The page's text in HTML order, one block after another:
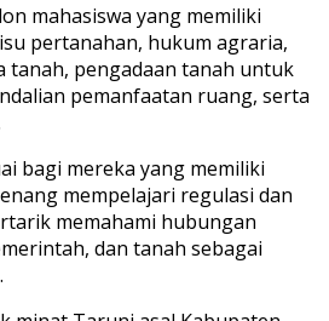
mahasiswa yang memiliki
pertanahan, hukum agraria,
tanah, pengadaan tanah untuk
pemanfaatan ruang, serta
bagi mereka yang memiliki
mempelajari regulasi dan
memahami hubungan
dan tanah sebagai